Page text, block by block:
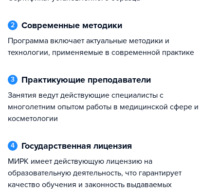
2 Современные методики
Программа включает актуальные методики и
технологии, применяемые в современной практике
3 Практикующие преподаватели
Занятия ведут действующие специалисты с
многолетним опытом работы в медицинской сфере и
косметологии
4 Государственная лицензия
МИРК имеет действующую лицензию на
образовательную деятельность, что гарантирует
качество обучения и законность выдаваемых